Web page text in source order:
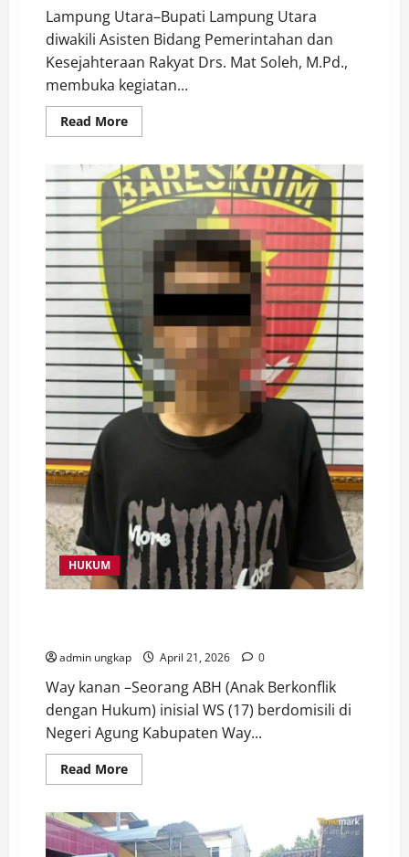
Lampung Utara–Bupati Lampung Utara
diwakili Asisten Bidang Pemerintahan dan
Kesejahteraan Rakyat Drs. Mat Soleh, M.Pd.,
membuka kegiatan...
Read MoreRead
more
Lampura
Sosialisasikan
Penerimaan
Siswa
Tahun
2026
HUKUM
admin ungkap April 21, 2026 0
Way kanan –Seorang ABH (Anak Berkonflik
dengan Hukum) inisial WS (17) berdomisili di
Negeri Agung Kabupaten Way...
Read MoreRead
more
Cabuli
Anak
di